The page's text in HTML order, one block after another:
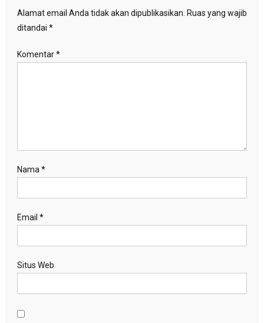
Alamat email Anda tidak akan dipublikasikan. Ruas yang wajib
ditandai *
Komentar*
Nama *
Email *
Situs Web